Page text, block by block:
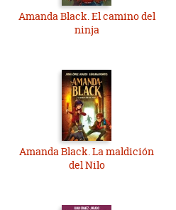
Amanda Black. El camino del
ninja
Amanda Black. La maldición
del Nilo